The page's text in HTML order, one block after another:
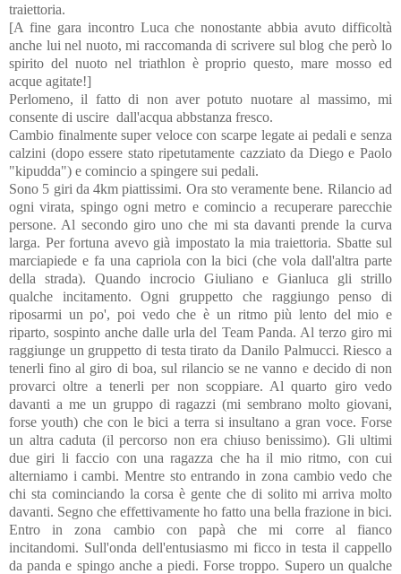
traiettoria.
[A fine gara incontro Luca che nonostante abbia avuto difficoltà
anche lui nel nuoto, mi raccomanda di scrivere sul blog che però lo
spirito del nuoto nel triathlon è proprio questo, mare mosso ed
acque agitate!]
Perlomeno, il fatto di non aver potuto nuotare al massimo, mi
consente di uscire dall'acqua abbstanza fresco.
Cambio finalmente super veloce con scarpe legate ai pedali e senza
calzini (dopo essere stato ripetutamente cazziato da Diego e Paolo
"kipudda") e comincio a spingere sui pedali.
Sono 5 giri da 4km piattissimi. Ora sto veramente bene. Rilancio ad
ogni virata, spingo ogni metro e comincio a recuperare parecchie
persone. Al secondo giro uno che mi sta davanti prende la curva
larga. Per fortuna avevo già impostato la mia traiettoria. Sbatte sul
marciapiede e fa una capriola con la bici (che vola dall'altra parte
della strada). Quando incrocio Giuliano e Gianluca gli strillo
qualche incitamento. Ogni gruppetto che raggiungo penso di
riposarmi un po', poi vedo che è un ritmo più lento del mio e
riparto, sospinto anche dalle urla del Team Panda. Al terzo giro mi
raggiunge un gruppetto di testa tirato da Danilo Palmucci. Riesco a
tenerli fino al giro di boa, sul rilancio se ne vanno e decido di non
provarci oltre a tenerli per non scoppiare. Al quarto giro vedo
davanti a me un gruppo di ragazzi (mi sembrano molto giovani,
forse youth) che con le bici a terra si insultano a gran voce. Forse
un altra caduta (il percorso non era chiuso benissimo). Gli ultimi
due giri li faccio con una ragazza che ha il mio ritmo, con cui
alterniamo i cambi. Mentre sto entrando in zona cambio vedo che
chi sta cominciando la corsa è gente che di solito mi arriva molto
davanti. Segno che effettivamente ho fatto una bella frazione in bici.
Entro in zona cambio con papà che mi corre al fianco
incitandomi. Sull'onda dell'entusiasmo mi ficco in testa il cappello
da panda e spingo anche a piedi. Forse troppo. Supero un qualche